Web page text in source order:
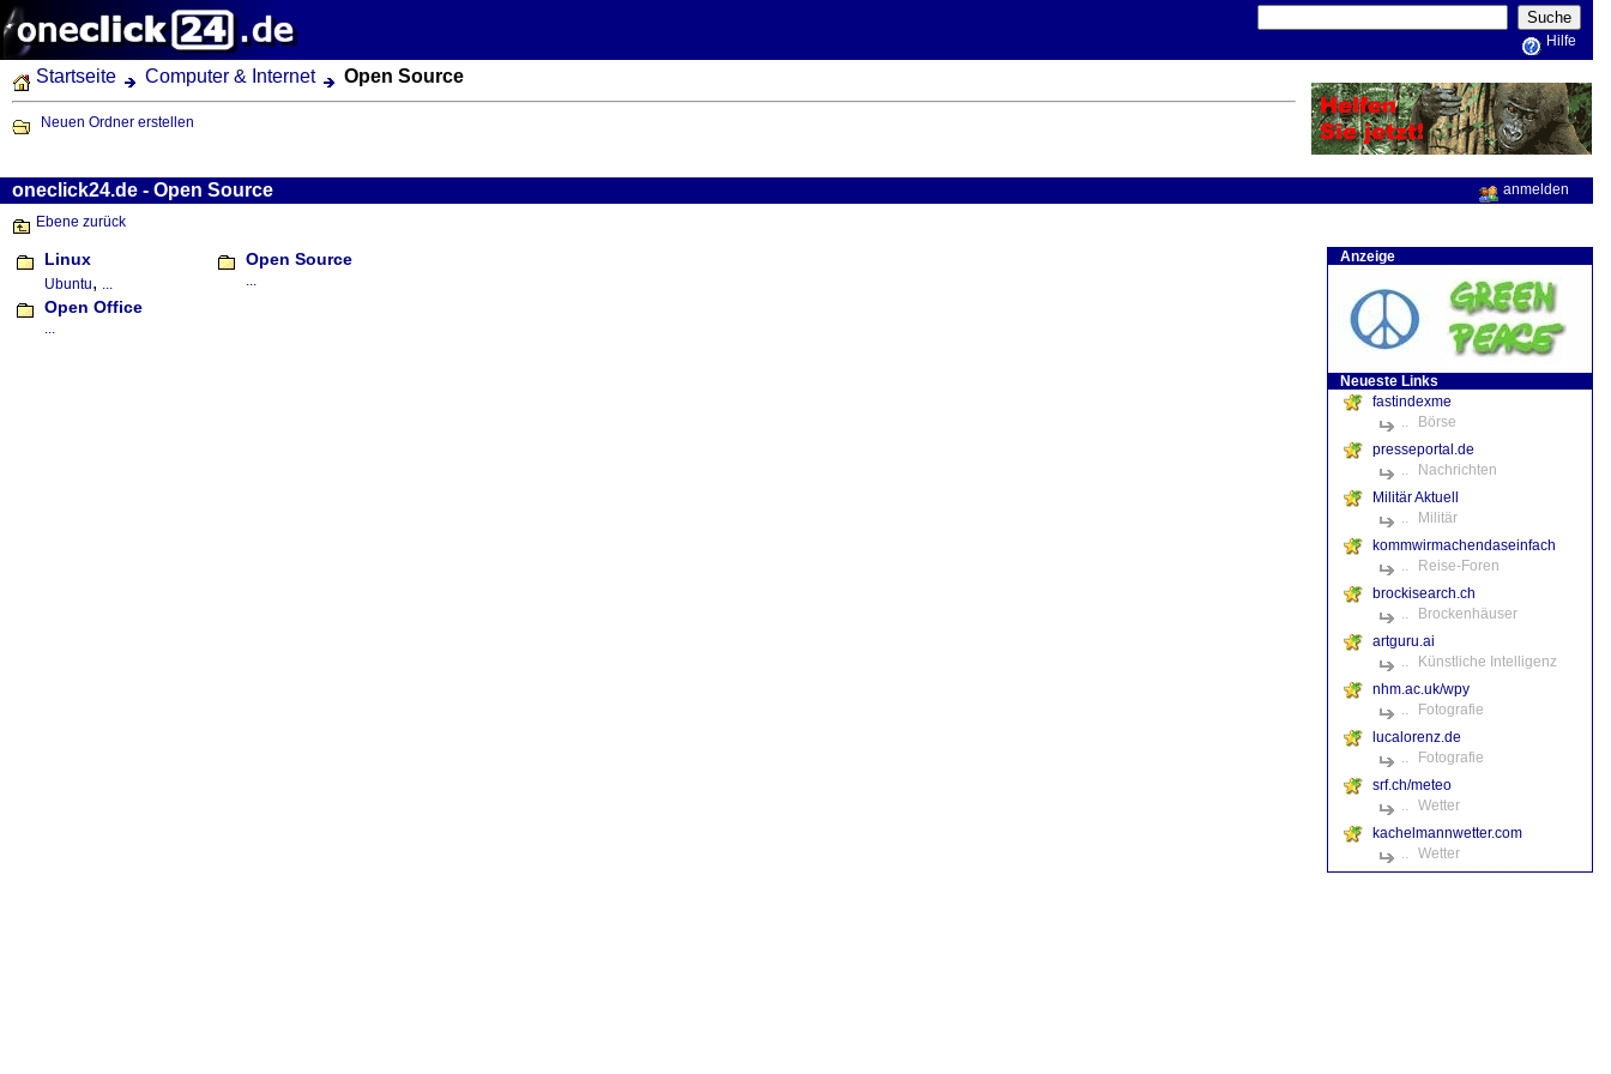
Hilfe
Startseite Computer & Internet Open Source
Neuen Ordner erstellen
oneclick24.de - Open Source
anmelden
Ebene zurück
Linux
Ubuntu, ...
Open Office
...
Open Source
...
Anzeige
Neueste Links
fastindexme
..
Börse
presseportal.de
..
Nachrichten
Militär Aktuell
..
Militär
kommwirmachendaseinfach
..
Reise-Foren
brockisearch.ch
..
Brockenhäuser
artguru.ai
..
Künstliche Intelligenz
nhm.ac.uk/wpy
..
Fotografie
lucalorenz.de
..
Fotografie
srf.ch/meteo
..
Wetter
kachelmannwetter.com
..
Wetter